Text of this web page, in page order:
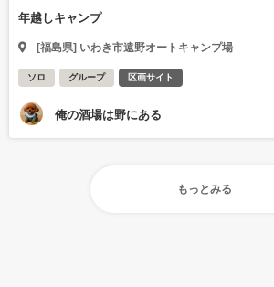
年越しキャンプ
[福島県] いわき市遠野オートキャンプ場
ソロ グループ 区画サイト
俺の酒場は野にある
もっとみる